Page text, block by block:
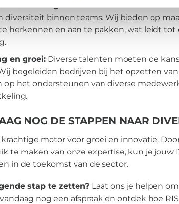
: Onbewuste vooroordelen
diversiteit binnen teams. Wij bieden op
herkennen en aan te pakken, wat leidt
en groei:Diverse talenten moeten de
begeleiden bedrijven bij het opzetten
op het ondersteunen van diverse
NOG DE STAPPEN NAAR
motor voor groei en innovatie.
te maken van onze expertise, kun je jouw
in de toekomst van de sector.
stap te zetten? Laat ons je helpen
nog een afspraak en ontdek hoe